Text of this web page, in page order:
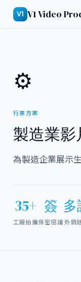
V1 V1 Video
⚙
行業方案
製造業影
為製造企業展示
35+
工廠拍攝
簽
保密協議
多
外銷